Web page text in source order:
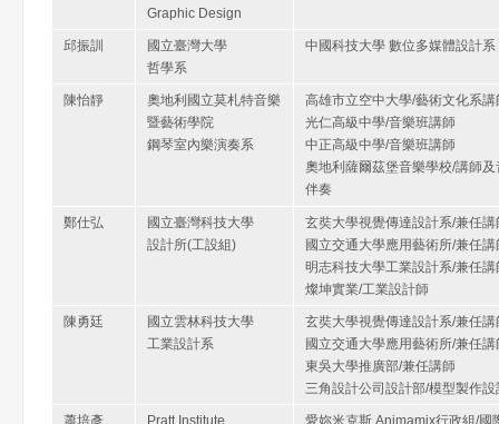
Graphic Design
邱振訓
國立臺灣大學
哲學系
中國科技大學 數位多媒體設計系
陳怡靜
奧地利國立莫札特音樂
暨藝術學院
鋼琴室內樂演奏系
高雄市立空中大學/藝術文化系講
光仁高級中學/音樂班講師
中正高級中學/音樂班講師
奧地利薩爾茲堡音樂學校/講師
伴奏
鄭仕弘
國立臺灣科技大學
設計所(工設組)
玄奘大學視覺傳達設計系/兼任講
國立交通大學應用藝術所/兼任講
明志科技大學工業設計系/兼任講
燦坤實業/工業設計師
陳勇廷
國立雲林科技大學
工業設計系
玄奘大學視覺傳達設計系/兼任講
國立交通大學應用藝術所/兼任講
東吳大學推廣部/兼任講師
三角設計公司設計部/模型製作設
蕭培彥
Pratt Institute
愛妳米克斯 Animamix行政組/國